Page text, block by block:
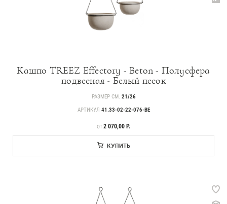
Кашпо TREEZ Effectory - Beton - Полусфера
подвесная - Белый песок
РАЗМЕР СМ. 21/26
АРТИКУЛ 41.33-02-22-076-BE
ЦЕНА
ОТ2 070,00 Р.
КУПИТЬ